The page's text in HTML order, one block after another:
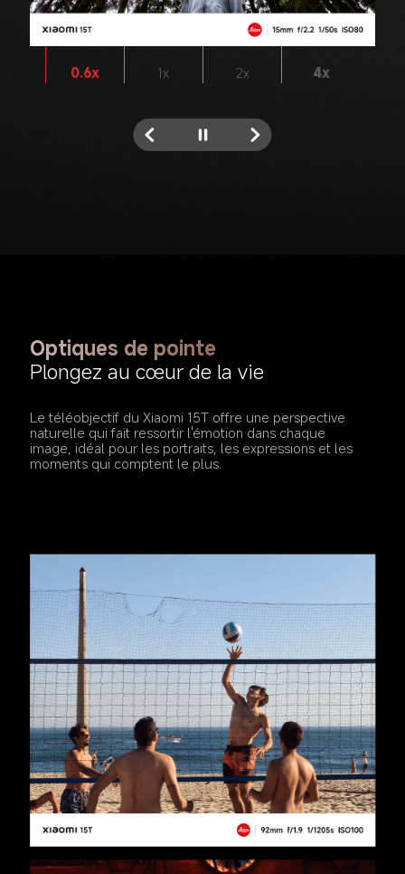
0.6x 1x 2x 4x
Optiques de pointe
Plongez au cœur de la vie
Le téléobjectif du Xiaomi 15T offre une perspective
naturelle qui fait ressortir l'émotion dans chaque
image, idéal pour les portraits, les expressions et les
moments qui comptent le plus.